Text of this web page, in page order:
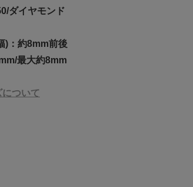
ダイヤモンド
)：約8mm前後
最大約8mm
ついて